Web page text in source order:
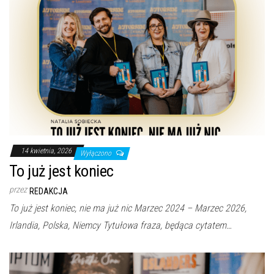
14 kwietnia, 2026 Wyłączono
To już jest koniec
przez REDAKCJA
To już jest koniec, nie ma już nic Marzec 2024 – Marzec 2026,
Irlandia, Polska, Niemcy Tytułowa fraza, będąca cytatem…